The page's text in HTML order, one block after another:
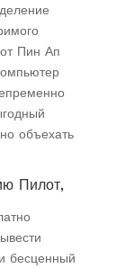
Пин Ап
объехать
Пилот,
бесценный